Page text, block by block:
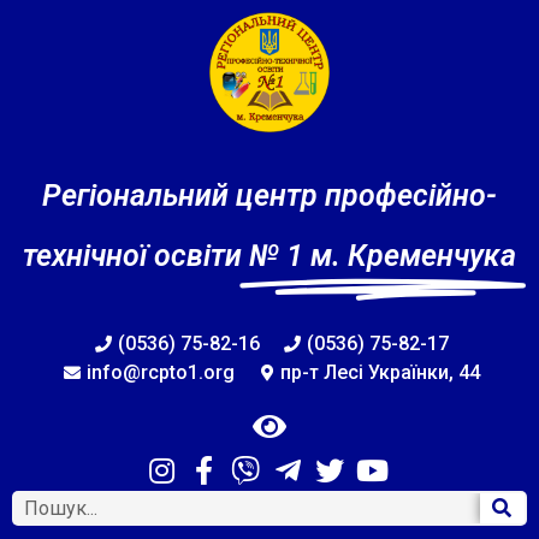
Регіональний центр професійно-
технічної освіти № 1 м. Кременчука
(0536) 75-82-16
(0536) 75-82-17
info@rcpto1.org
пр-т Лесі Українки, 44